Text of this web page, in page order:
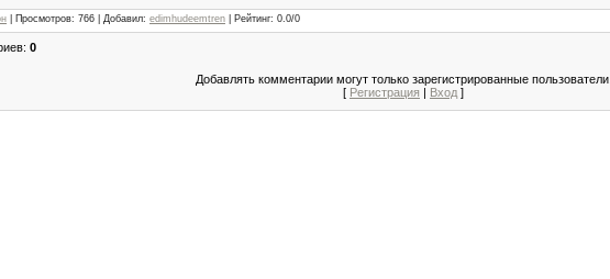
Просмотров: 766 Добавил: edimhudeemtren Рейтинг: 0.0/0
: 0
Добавлять комментарии могут только зарегистрированные пользователи.
[ Регистрация | Вход ]